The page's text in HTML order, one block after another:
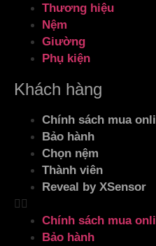
Thương hiệu
Nệm
Giường
Phụ kiện
Khách hàng
Chính sách mua
Bảo hành
Chọn nệm
Thành viên
Reveal by XSensor
Chính sách mua
Bảo hành